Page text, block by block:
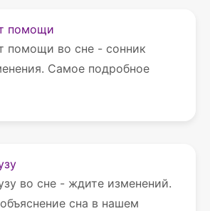
помощи
помощи во сне - сонник
Самое подробное
во сне - ждите изменений.
сна в нашем